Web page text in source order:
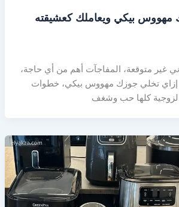
مهووس بيكي ويعاملك كعشيقته
غير متوقعة، المفاجآت أهم من أي حاجة،
تخلي جوزك مهووس بيكي، خطوات
كلها حب وشغف